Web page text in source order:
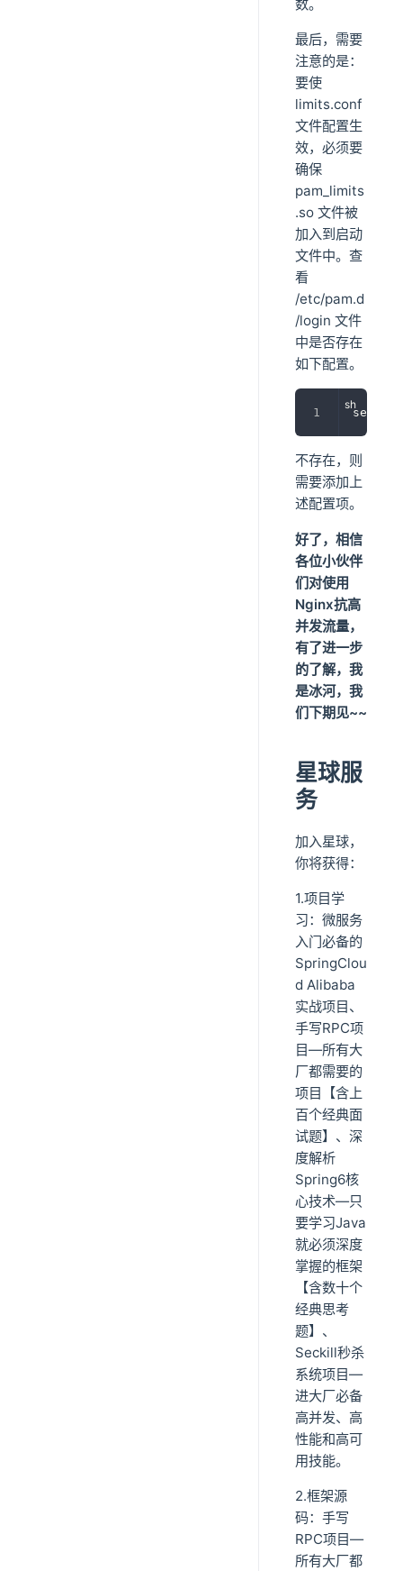
数。
最后，需要
注意的是：
要使
limits.conf
文件配置生
效，必须要
确保
pam_limits
.so 文件被
加入到启动
文件中。查
看
/etc/pam.d
/login 文件
中是否存在
如下配置。
不存在，则
需要添加上
述配置项。
好了，相信
各位小伙伴
们对使用
Nginx抗高
并发流量，
有了进一步
的了解，我
是冰河，我
们下期见~~
星球服
务
加入星球，
你将获得：
1.项目学
习：微服务
入门必备的
SpringClou
d Alibaba
实战项目、
手写RPC项
目—所有大
厂都需要的
项目【含上
百个经典面
试题】、深
度解析
Spring6核
心技术—只
要学习Java
就必须深度
掌握的框架
【含数十个
经典思考
题】、
Seckill秒杀
系统项目—
进大厂必备
高并发、高
性能和高可
用技能。
2.框架源
码：手写
RPC项目—
所有大厂都